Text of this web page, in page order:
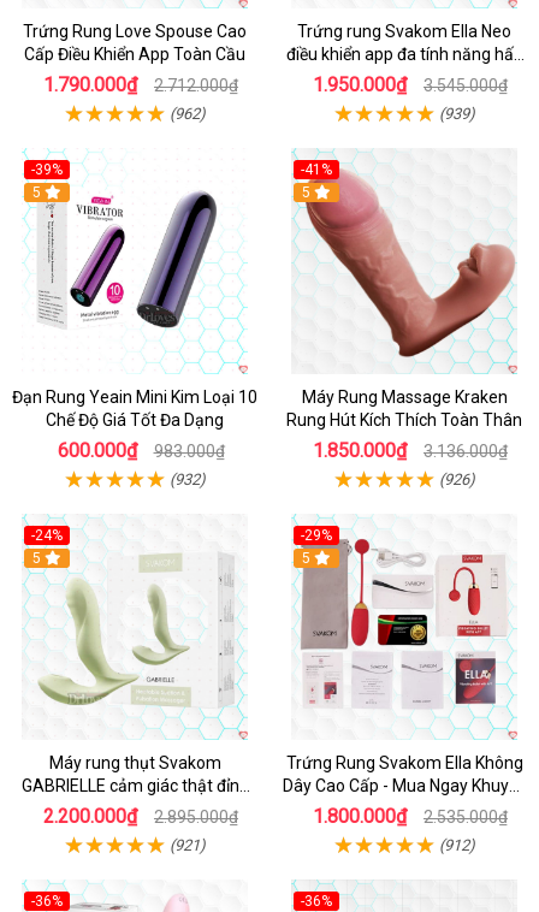
Trứng Rung Love Spouse Cao
Cấp Điều Khiển App Toàn Cầu
1.790.000₫ 2.712.000₫
(962)
Trứng rung Svakom Ella Neo
điều khiển app đa tính năng hấp
dẫn
1.950.000₫ 3.545.000₫
(939)
-39%
Hot
5
Đạn Rung Yeain Mini Kim Loại 10
Chế Độ Giá Tốt Đa Dạng
600.000₫ 983.000₫
(932)
-41%
Hot
5
Máy Rung Massage Kraken
Rung Hút Kích Thích Toàn Thân
1.850.000₫ 3.136.000₫
(926)
-24%
Hot
5
Máy rung thụt Svakom
GABRIELLE cảm giác thật đỉnh
cao
2.200.000₫ 2.895.000₫
(921)
-29%
5
Trứng Rung Svakom Ella Không
Dây Cao Cấp - Mua Ngay Khuyến
Mãi
1.800.000₫ 2.535.000₫
(912)
-36%
-36%